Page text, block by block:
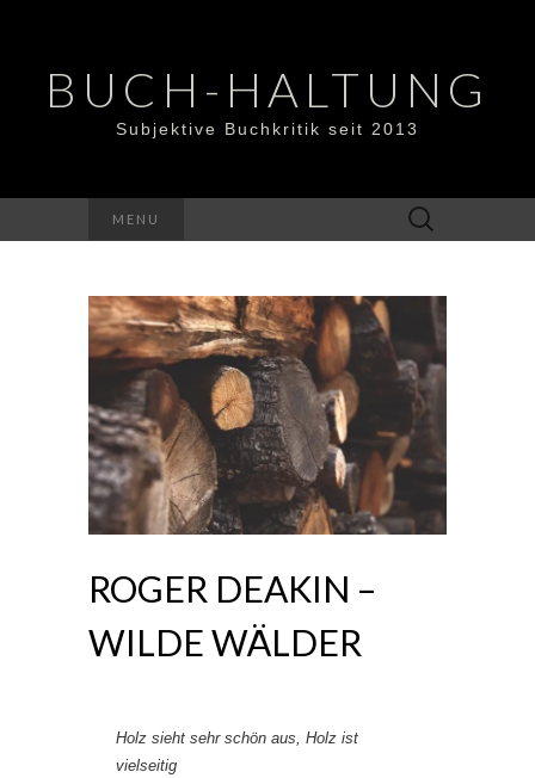
BUCH-HALTUNG
Subjektive Buchkritik seit 2013
MENU
Suchen
nach:
ROGER DEAKIN –
WILDE WÄLDER
Holz sieht sehr schön aus, Holz ist
vielseitig